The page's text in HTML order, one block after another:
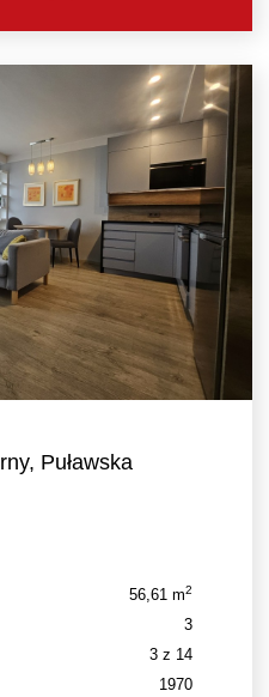
Puławska
56,61 m2
3
3 z 14
1970